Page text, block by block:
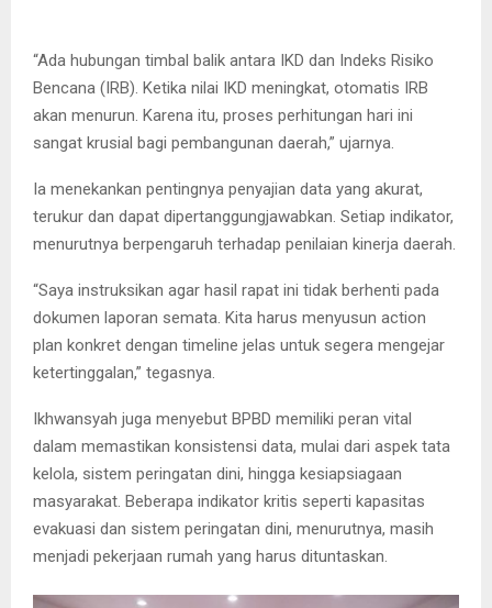
“Ada hubungan timbal balik antara IKD dan Indeks Risiko
Bencana (IRB). Ketika nilai IKD meningkat, otomatis IRB
akan menurun. Karena itu, proses perhitungan hari ini
sangat krusial bagi pembangunan daerah,” ujarnya.
Ia menekankan pentingnya penyajian data yang akurat,
terukur dan dapat dipertanggungjawabkan. Setiap indikator,
menurutnya berpengaruh terhadap penilaian kinerja daerah.
“Saya instruksikan agar hasil rapat ini tidak berhenti pada
dokumen laporan semata. Kita harus menyusun action
plan konkret dengan timeline jelas untuk segera mengejar
ketertinggalan,” tegasnya.
Ikhwansyah juga menyebut BPBD memiliki peran vital
dalam memastikan konsistensi data, mulai dari aspek tata
kelola, sistem peringatan dini, hingga kesiapsiagaan
masyarakat. Beberapa indikator kritis seperti kapasitas
evakuasi dan sistem peringatan dini, menurutnya, masih
menjadi pekerjaan rumah yang harus dituntaskan.